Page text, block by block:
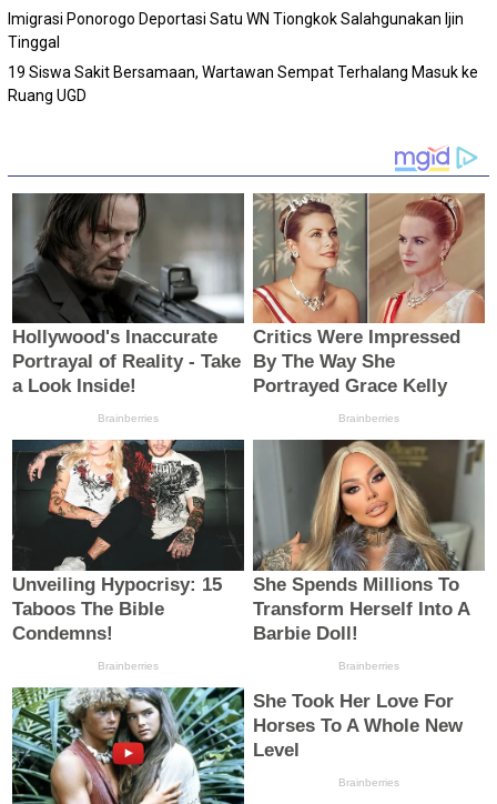
Imigrasi Ponorogo Deportasi Satu WN Tiongkok Salahgunakan Ijin
Tinggal
19 Siswa Sakit Bersamaan, Wartawan Sempat Terhalang Masuk ke
Ruang UGD